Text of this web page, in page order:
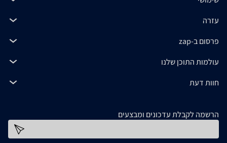
עזרה
פרסום ב-zap
עולמות התוכן שלנו
חוות דעת
הרשמה לקבלת עדכונים ומבצעים